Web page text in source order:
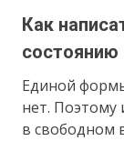
Как
состоянию
Единой
нет.
в свободном